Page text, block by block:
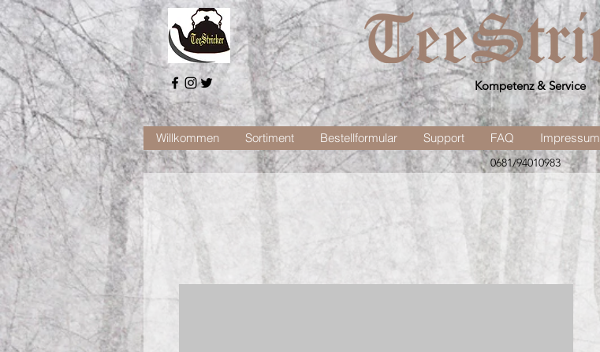
Kompetenz & Service
Willkommen Sortiment Bestellformular Support FAQ Impressum
0681/94010983